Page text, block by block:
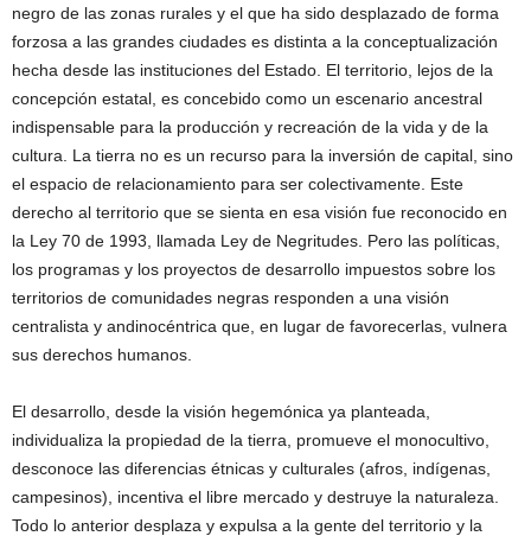
negro de las zonas rurales y el que ha sido desplazado de forma
forzosa a las grandes ciudades es distinta a la conceptualización
hecha desde las instituciones del Estado. El territorio, lejos de la
concepción estatal, es concebido como un escenario ancestral
indispensable para la producción y recreación de la vida y de la
cultura. La tierra no es un recurso para la inversión de capital, sino
el espacio de relacionamiento para ser colectivamente. Este
derecho al territorio que se sienta en esa visión fue reconocido en
la Ley 70 de 1993, llamada Ley de Negritudes. Pero las políticas,
los programas y los proyectos de desarrollo impuestos sobre los
territorios de comunidades negras responden a una visión
centralista y andinocéntrica que, en lugar de favorecerlas, vulnera
sus derechos humanos.
El desarrollo, desde la visión hegemónica ya planteada,
individualiza la propiedad de la tierra, promueve el monocultivo,
desconoce las diferencias étnicas y culturales (afros, indígenas,
campesinos), incentiva el libre mercado y destruye la naturaleza.
Todo lo anterior desplaza y expulsa a la gente del territorio y la